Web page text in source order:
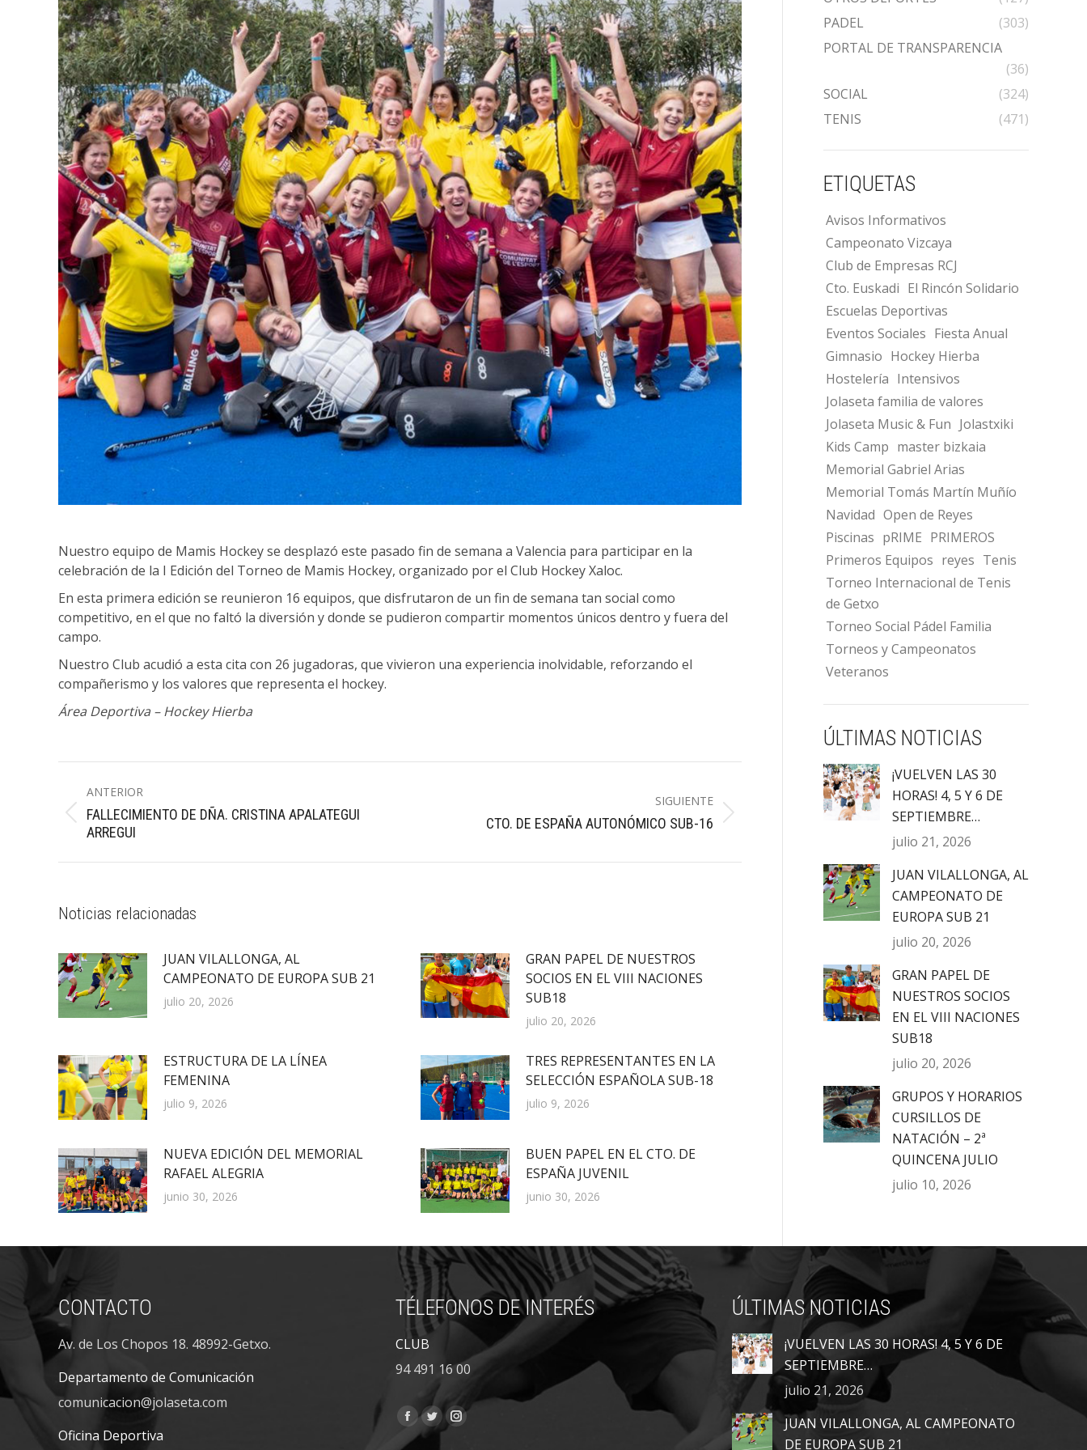
Nuestro equipo de Mamis Hockey se desplazó este pasado fin de semana a Valencia para participar en la
celebración de la I Edición del Torneo de Mamis Hockey, organizado por el Club Hockey Xaloc.
En esta primera edición se reunieron 16 equipos, que disfrutaron de un fin de semana tan social como
competitivo, en el que no faltó la diversión y donde se pudieron compartir momentos únicos dentro y fuera del
campo.
Nuestro Club acudió a esta cita con 26 jugadoras, que vivieron una experiencia inolvidable, reforzando el
compañerismo y los valores que representa el hockey.
Área Deportiva – Hockey Hierba
entre
publicaciones
ANTERIOR
Publicación
anterior:
FALLECIMIENTO DE DÑA. CRISTINA APALATEGUI
ARREGUI
SIGUIENTE
PublicaciónCTO. DE ESPAÑA AUTONÓMICO SUB-16
Noticias relacionadas
JUAN VILALLONGA, AL
CAMPEONATO DE EUROPA SUB 21
julio 20, 2026
GRAN PAPEL DE NUESTROS
SOCIOS EN EL VIII NACIONES
SUB18
julio 20, 2026
ESTRUCTURA DE LA LÍNEA
FEMENINA
julio 9, 2026
TRES REPRESENTANTES EN LA
SELECCIÓN ESPAÑOLA SUB-18
julio 9, 2026
NUEVA EDICIÓN DEL MEMORIAL
RAFAEL ALEGRIA
junio 30, 2026
BUEN PAPEL EN EL CTO. DE
ESPAÑA JUVENIL
junio 30, 2026
PADEL
(303)
PORTAL DE TRANSPARENCIA
(36)
SOCIAL
(324)
TENIS
(471)
ETIQUETAS
Avisos Informativos
Campeonato Vizcaya
Club de Empresas RCJ
Cto. Euskadi El Rincón Solidario
Escuelas Deportivas
Eventos Sociales Fiesta Anual
Gimnasio Hockey Hierba
Hostelería Intensivos
Jolaseta familia de valores
Jolaseta Music & Fun Jolastxiki
Kids Camp master bizkaia
Memorial Gabriel Arias
Memorial Tomás Martín Muñío
Navidad Open de Reyes
Piscinas pRIME PRIMEROS
Primeros Equipos reyes Tenis
Torneo Internacional de Tenis
de Getxo
Torneo Social Pádel Familia
Torneos y Campeonatos
Veteranos
ÚLTIMAS NOTICIAS
¡VUELVEN LAS 30
HORAS! 4, 5 Y 6 DE
SEPTIEMBRE…
julio 21, 2026
JUAN VILALLONGA, AL
CAMPEONATO DE
EUROPA SUB 21
julio 20, 2026
GRAN PAPEL DE
NUESTROS SOCIOS
EN EL VIII NACIONES
SUB18
julio 20, 2026
GRUPOS Y HORARIOS
CURSILLOS DE
NATACIÓN – 2ª
QUINCENA JULIO
julio 10, 2026
CONTACTO
Av. de Los Chopos 18. 48992-Getxo.
Departamento de Comunicación
comunicacion@jolaseta.com
Oficina Deportiva
TÉLEFONOS DE INTERÉS
CLUB
94 491 16 00
Encuéntranos en:
Facebook
TwitterInstagram
ÚLTIMAS NOTICIAS
¡VUELVEN LAS 30 HORAS! 4, 5 Y 6 DE
SEPTIEMBRE…
julio 21, 2026
JUAN VILALLONGA, AL CAMPEONATO
DE EUROPA SUB 21